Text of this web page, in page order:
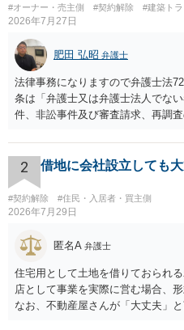
#オーナー・売主側 #契約解除 #建築ト
2026年7月27日
肥田 弘昭 弁護士
法律事務になりますので弁護士法
条は「弁護士又は弁護士法人でな
件、非訟事件及び審査請求、再調
しくは和解その他の法律事務を取
とを業とすることができない。た
の定めがある場合は、この限りで
目的がないのであれば適法です。
いのであれば、委任については無
2 借地に会社設立しても
#契約解除 #住民・入居者・買主側
2026年7月29日
匿名A 弁護士
住宅用として土地を借りておられ
店として事業を実際に営む場合、
なお、不動産屋さんが「大丈夫」